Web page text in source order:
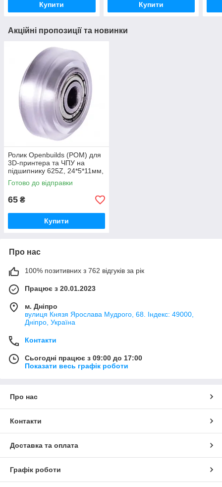
Купити Купити
Акційні пропозиції та новинки
Ролик Openbuilds (POM) для
3D-принтера та ЧПУ на
підшипнику 625Z, 24*5*11мм,
прозорий
Готово до відправки
65 ₴
Купити
Про нас
100% позитивних з 762 відгуків за рік
Працює з 20.01.2023
м. Дніпро
вулиця Князя Ярослава Мудрого, 68. Індекс: 49000,
Дніпро, Україна
Контакти
Сьогодні працює з 09:00 до 17:00
Показати весь графік роботи
Про нас
Контакти
Доставка та оплата
Графік роботи